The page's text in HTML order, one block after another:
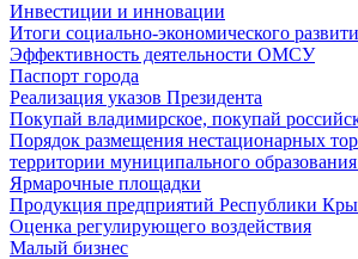
Инвестиции и инновации
Итоги социально-экономического
Эффективность деятельности ОМСУ
Паспорт города
Реализация указов Президента
Покупай владимирское, покупай
Порядок размещения нестационарных
территории муниципального
Ярмарочные площадки
Продукция предприятий Республики
Оценка регулирующего воздействия
Малый бизнес